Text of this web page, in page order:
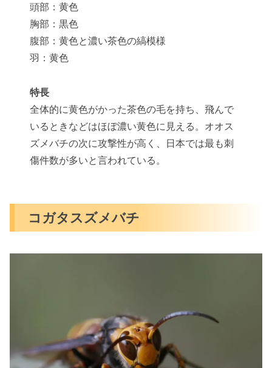
頭部：黄色
胸部：黒色
腹部：黄色と濃い茶色の縞模様
羽：黄色
特長
全体的に黄色がかった茶色の毛を持ち、飛んで
いるときなどはほぼ濃い黄色に見える。オオス
ズメバチの次に攻撃性が高く、日本では最も刺
傷件数が多いと言われている。
コガタスズメバチ